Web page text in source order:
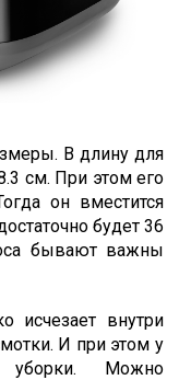
В длину для
см. При этом его
он вместится
будет 36
бывают важны
исчезает внутри
И при этом у
уборки. Можно